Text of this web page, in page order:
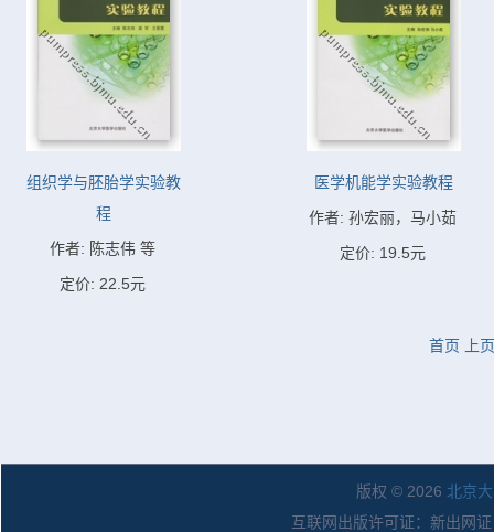
组织学与胚胎学实验教
程
作者: 陈志伟 等
定价: 22.5元
医学机能学实验教程
作者: 孙宏丽，马小茹
定价: 19.5元
首页 上页
版权 © 2026 北京
互联网出版许可证：新出网